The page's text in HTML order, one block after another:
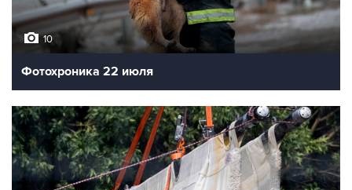
10
Фотохроника 22 июля